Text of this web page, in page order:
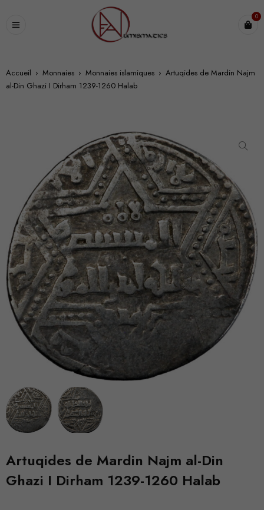
0
Accueil › Monnaies › Monnaies islamiques › Artuqides de Mardin Najm
al-Din Ghazi I Dirham 1239-1260 Halab
Artuqides de Mardin Najm al-Din
Ghazi I Dirham 1239-1260 Halab